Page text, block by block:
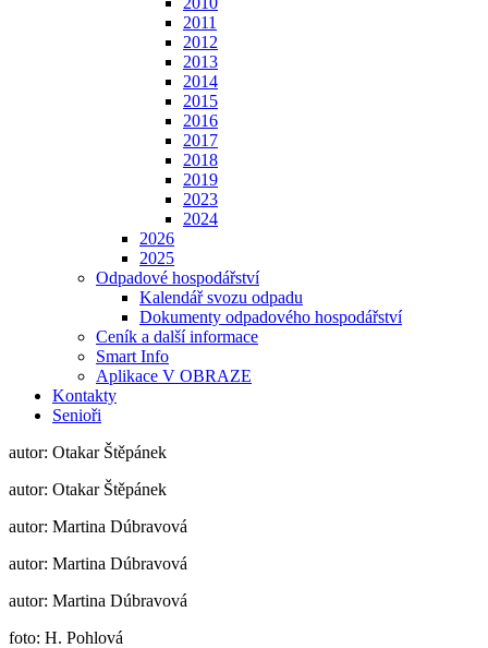
2011
2012
2013
2014
2015
2016
2017
2018
2019
2023
2024
2026
2025
Odpadové hospodářství
Kalendář svozu odpadu
Dokumenty odpadového hospodářství
Ceník a další informace
Smart Info
Aplikace V OBRAZE
Kontakty
Senioři
autor: Otakar Štěpánek
autor: Otakar Štěpánek
autor: Martina Dúbravová
autor: Martina Dúbravová
autor: Martina Dúbravová
foto: H. Pohlová